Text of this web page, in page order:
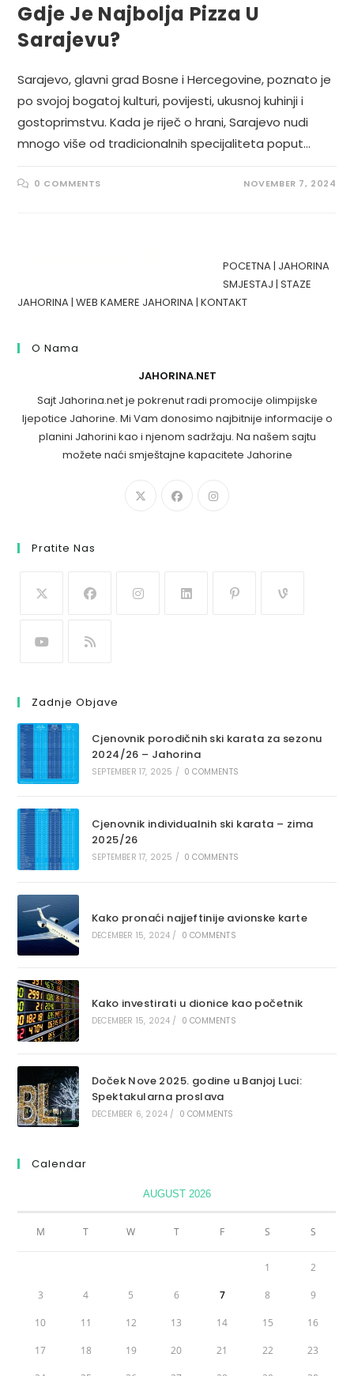
Gdje Je Najbolja Pizza U
Sarajevu?
Sarajevo, glavni grad Bosne i Hercegovine, poznato je
po svojoj bogatoj kulturi, povijesti, ukusnoj kuhinji i
gostoprimstvu. Kada je riječ o hrani, Sarajevo nudi
mnogo više od tradicionalnih specijaliteta poput…
0 COMMENTS NOVEMBER 7, 2024
POCETNA| JAHORINA
SMJESTAJ |STAZE
JAHORINA|WEB KAMERE JAHORINA|KONTAKT
O Nama
JAHORINA.NET
Sajt Jahorina.net je pokrenut radi promocije olimpijske
ljepotice Jahorine. Mi Vam donosimo najbitnije informacije o
planini Jahorini kao i njenom sadržaju. Na našem sajtu
možete naći smještajne kapacitete Jahorine
Pratite Nas
Zadnje Objave
Cjenovnik porodičnih ski karata za sezonu
2024/26 – Jahorina
SEPTEMBER 17, 2025 / 0 COMMENTS
Cjenovnik individualnih ski karata – zima
2025/26
SEPTEMBER 17, 2025 / 0 COMMENTS
Kako pronaći najjeftinije avionske karte
DECEMBER 15, 2024 / 0 COMMENTS
Kako investirati u dionice kao početnik
DECEMBER 15, 2024 / 0 COMMENTS
Doček Nove 2025. godine u Banjoj Luci:
Spektakularna proslava
DECEMBER 6, 2024 / 0 COMMENTS
Calendar
AUGUST 2026
M T W T F S S
1 2
3 4 5 6 7 8 9
10 11 12 13 14 15 16
17 18 19 20 21 22 23